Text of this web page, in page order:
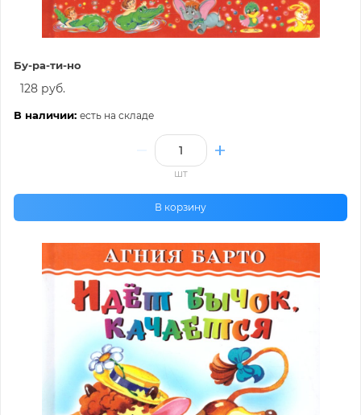
Бу-ра-ти-но
128 руб.
В наличии: есть на складе
шт
В корзину